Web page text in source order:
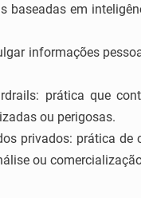
baseadas em
informações
prática que
ou perigosas.
privados: prática
ou